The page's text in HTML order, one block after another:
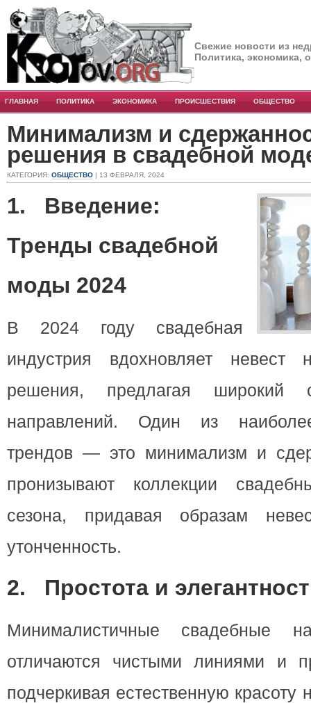
Свежие новости из
Политика, экономика,
ГЛАВНАЯ ПОЛИТИКА ЭКОНОМИКА ПРОИСШЕСТВИЯ ОБЩЕСТВО
Минимализм и
решения в свадебной
КАТЕГОРИЯ: ОБЩЕСТВО | 13 ФЕВРАЛЯ, 2024
1. Введение:
Тренды свадебной
моды 2024
В 2024 году свадебная
индустрия вдохновляет
решения, предлагая широкий
направлений. Один из
трендов — это минимализм и
пронизывают коллекции
сезона, придавая образам
утонченность.
2. Простота и
Минималистичные свадебные
отличаются чистыми линиями и
подчеркивая естественную красоту